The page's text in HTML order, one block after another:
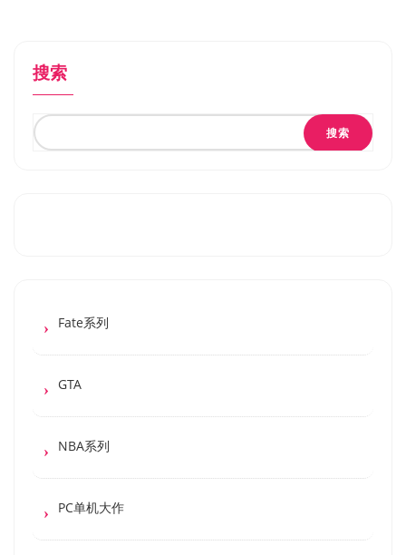
搜索
搜索
Fate系列
GTA
NBA系列
PC单机大作